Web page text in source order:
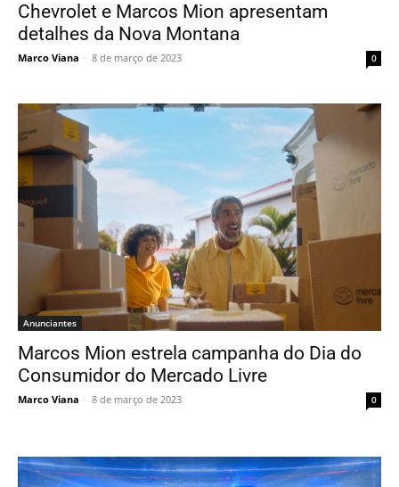
Chevrolet e Marcos Mion apresentam
detalhes da Nova Montana
Marco Viana - 8 de março de 2023 0
Anunciantes
Marcos Mion estrela campanha do Dia do
Consumidor do Mercado Livre
Marco Viana - 8 de março de 2023 0